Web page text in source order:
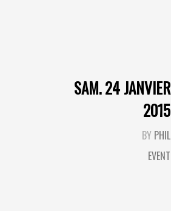
SAM. 24 JANVIER
2015
BY PHIL
EVENT